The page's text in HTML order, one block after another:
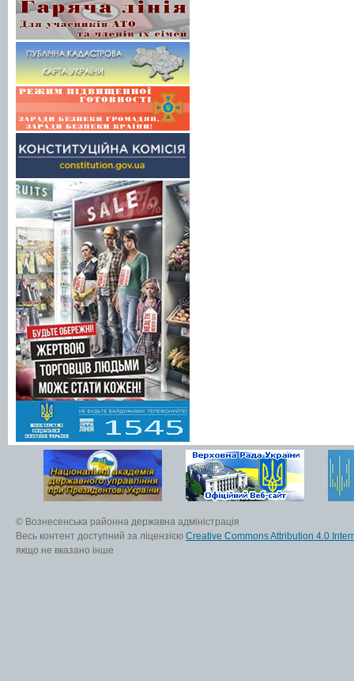
© Вознесенська районна державна адміністрація
Весь контент доступний за ліцензією Creative Commons Attribution 4.0
якщо не вказано інше